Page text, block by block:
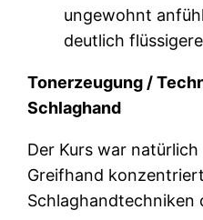
ungewohnt
deutlich
Tonerzeugung /
Schlaghand
Der Kurs war
Greifhand
Schlaghandtechniken